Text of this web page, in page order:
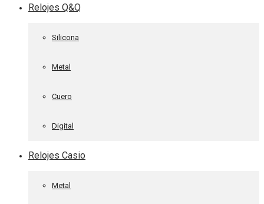
Relojes Q&Q
Silicona
Metal
Cuero
Digital
Relojes Casio
Metal